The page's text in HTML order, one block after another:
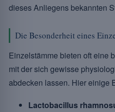
dieses Anliegens bekannten
Die Besonderheit eines
Einzelstämme bieten oft eine
mit der sich gewisse
abdecken lassen. Hier einige
Lactobacillus